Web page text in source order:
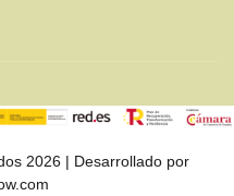
2026 | Desarrollado por